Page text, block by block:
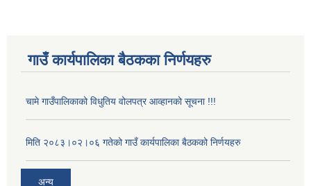
गाउँ कार्यपालिका बैठकका निर्णयहरु
चामे गाउँपालिकाको विधुतिय वोलपत्र आव्हानको सूचना !!!
मिति २०८३।०२।०६ गतेको गाउँ कार्यपालिका बैठकको निर्णयहरु
अन्य